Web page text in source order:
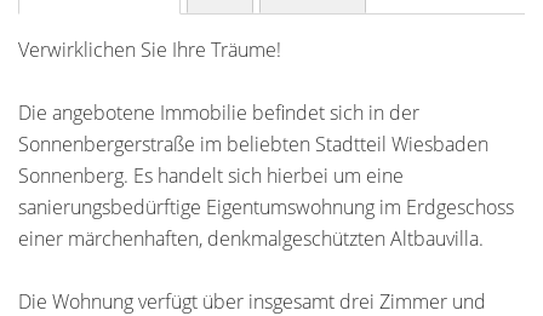
Verwirklichen Sie Ihre Träume!
Die angebotene Immobilie befindet sich in der
Sonnenbergerstraße im beliebten Stadtteil Wiesbaden
Sonnenberg. Es handelt sich hierbei um eine
sanierungsbedürftige Eigentumswohnung im Erdgeschoss
einer märchenhaften, denkmalgeschützten Altbauvilla.
Die Wohnung verfügt über insgesamt drei Zimmer und